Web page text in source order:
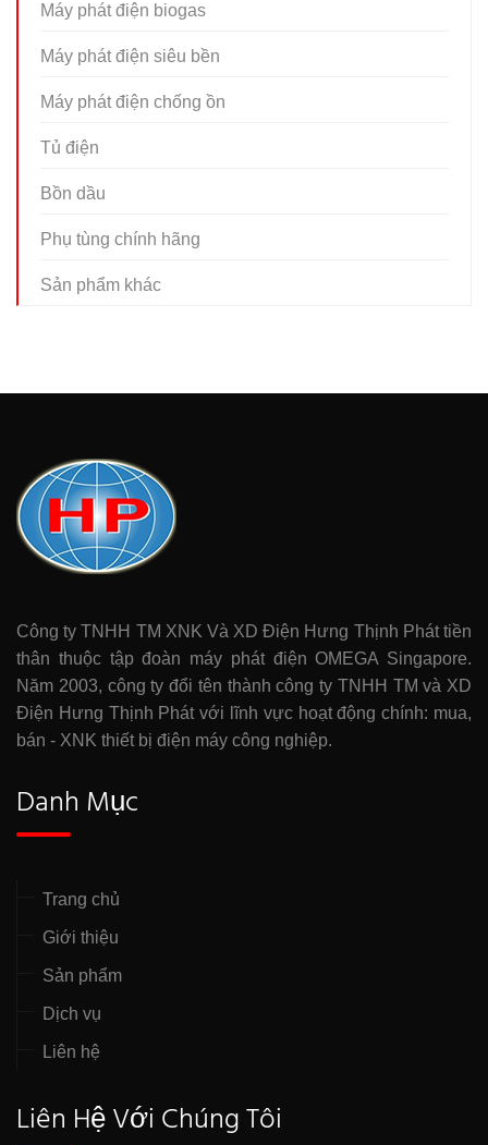
Máy phát điện biogas
Máy phát điện siêu bền
Máy phát điện chống ồn
Tủ điện
Bồn dầu
Phụ tùng chính hãng
Sản phẩm khác
Công ty TNHH TM XNK Và XD Điện Hưng Thịnh Phát tiền
thân thuộc tập đoàn máy phát điện OMEGA Singapore.
Năm 2003, công ty đổi tên thành công ty TNHH TM và XD
Điện Hưng Thịnh Phát với lĩnh vực hoạt động chính: mua,
bán - XNK thiết bị điện máy công nghiệp.
Danh Mục
Trang chủ
Giới thiệu
Sản phẩm
Dịch vụ
Liên hệ
Liên Hệ Với Chúng Tôi